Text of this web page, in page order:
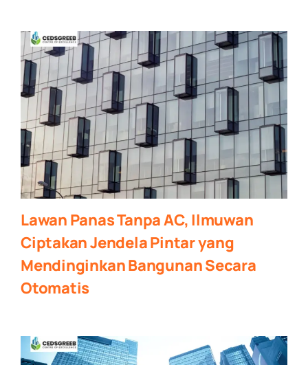
Lawan Panas Tanpa AC, Ilmuwan
Ciptakan Jendela Pintar yang
Mendinginkan Bangunan Secara
Otomatis